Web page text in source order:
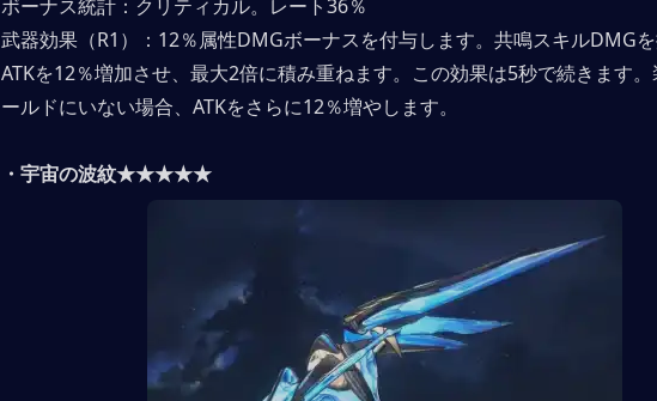
ボーナス統計：クリティカル。レート36％
武器効果（R1）：12％属性DMGボーナスを付与します。共鳴スキルDMGを
ATKを12％増加させ、最大2倍に積み重ねます。この効果は5秒で続きます。
ールドにいない場合、ATKをさらに12％増やします。
・宇宙の波紋★★★★★